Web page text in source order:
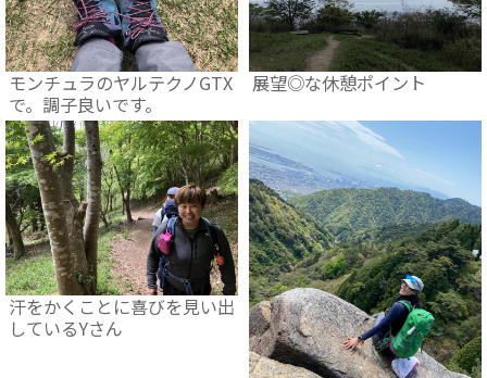
モンチュラのヤルテクノGTX
で。調子良いです。
展望◎な休憩ポイント
汗をかくことに喜びを見い出
しているYさん